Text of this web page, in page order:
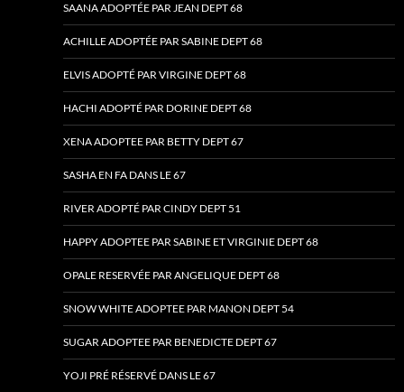
SAANA ADOPTÉE PAR JEAN DEPT 68
ACHILLE ADOPTÉE PAR SABINE DEPT 68
ELVIS ADOPTÉ PAR VIRGINE DEPT 68
HACHI ADOPTÉ PAR DORINE DEPT 68
XENA ADOPTEE PAR BETTY DEPT 67
SASHA EN FA DANS LE 67
RIVER ADOPTÉ PAR CINDY DEPT 51
HAPPY ADOPTEE PAR SABINE ET VIRGINIE DEPT 68
OPALE RESERVÉE PAR ANGELIQUE DEPT 68
SNOW WHITE ADOPTEE PAR MANON DEPT 54
SUGAR ADOPTEE PAR BENEDICTE DEPT 67
YOJI PRÉ RÉSERVÉ DANS LE 67